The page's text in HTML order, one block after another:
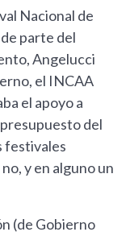
Nacional de
parte del
Angelucci
el INCAA
el apoyo a
del
festivales
y en alguno un
(de Gobierno